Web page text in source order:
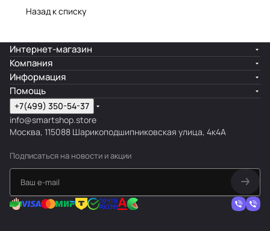
Назад к списку
Интернет-магазин
Компания
Информация
Помощь
+7(499) 350-54-37
info@smartshop.store
Москва, 115088 Шарикоподшипниковская улица, 4к4А
Подписаться на новости и акции